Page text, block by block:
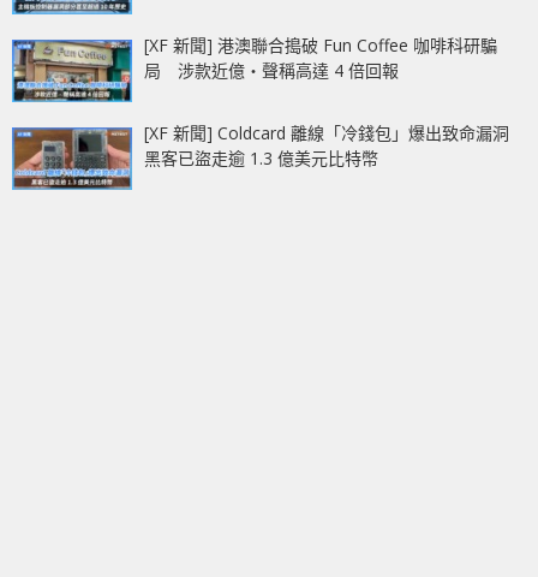
[XF 新聞] 港澳聯合搗破 Fun Coffee 咖啡科研騙
局 涉款近億‧聲稱高達 4 倍回報
[XF 新聞] Coldcard 離線「冷錢包」爆出致命漏洞
黑客已盜走逾 1.3 億美元比特幣